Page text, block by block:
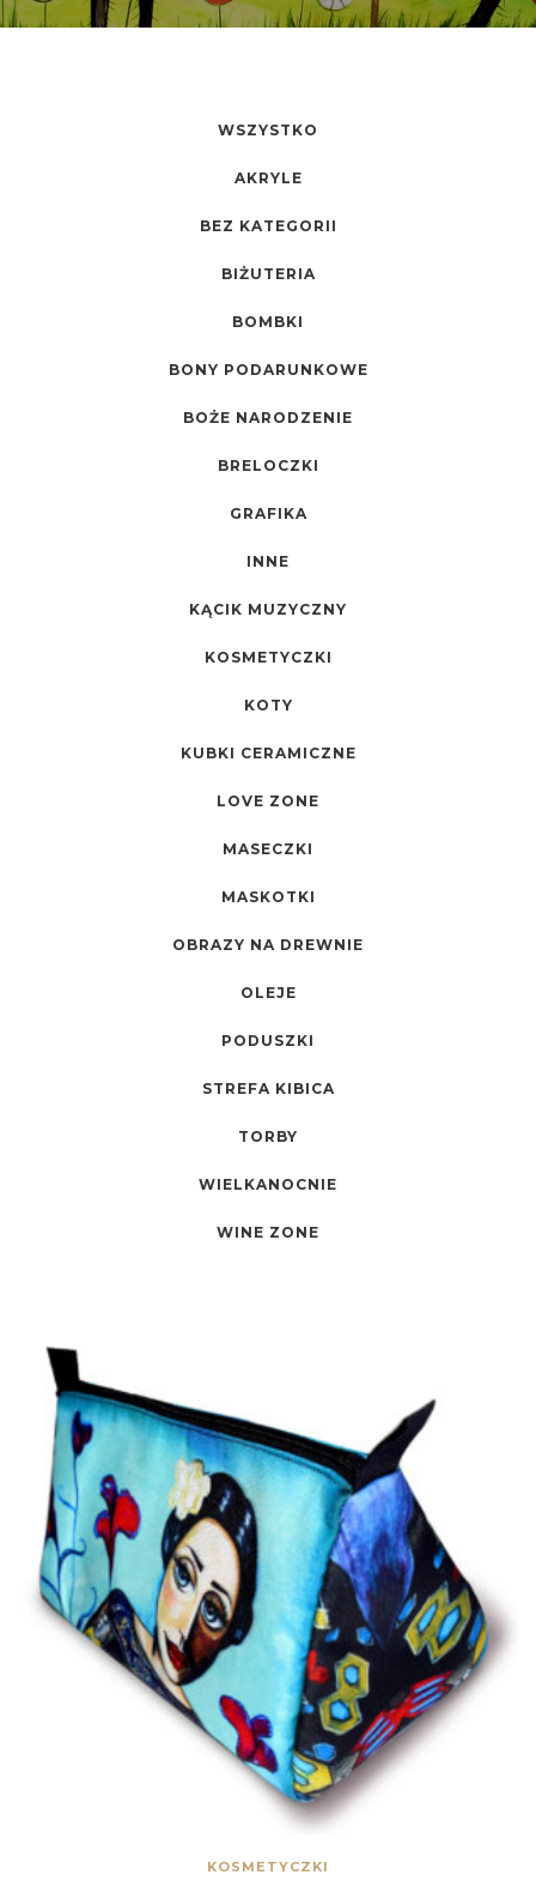
WSZYSTKO
AKRYLE
BEZ KATEGORII
BIŻUTERIA
BOMBKI
BONY PODARUNKOWE
BOŻE NARODZENIE
BRELOCZKI
GRAFIKA
INNE
KĄCIK MUZYCZNY
KOSMETYCZKI
KOTY
KUBKI CERAMICZNE
LOVE ZONE
MASECZKI
MASKOTKI
OBRAZY NA DREWNIE
OLEJE
PODUSZKI
STREFA KIBICA
TORBY
WIELKANOCNIE
WINE ZONE
KOSMETYCZKI